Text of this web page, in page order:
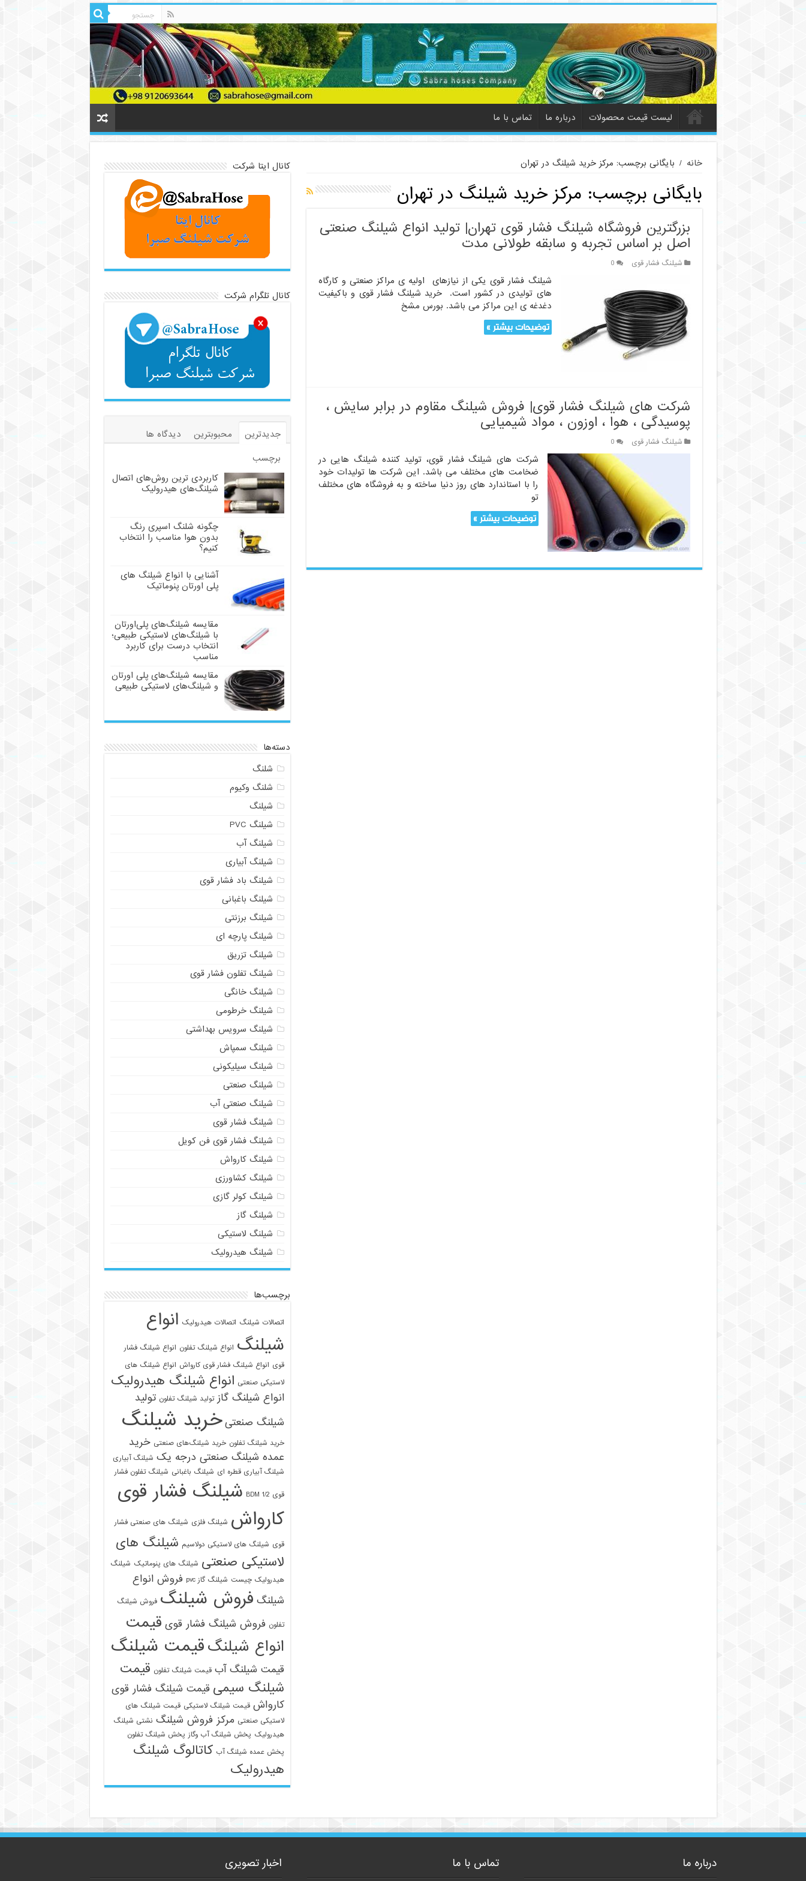
لیست قیمت محصولات درباره ما تماس با ما
خانه / بایگانی برچسب: مرکز خرید شیلنگ در تهران
بایگانی برچسب: مرکز خرید شیلنگ در تهران
بزرگترین فروشگاه شیلنگ فشار قوی تهران| تولید انواع شیلنگ صنعتی
اصل بر اساس تجربه و سابقه طولانی مدت
شیلنگ فشار قوی 0
شیلنگ فشار قوی یکی از نیازهای اولیه ی مراکز صنعتی و کارگاه
های تولیدی در کشور است. خرید شیلنگ فشار قوی و باکیفیت
دغدغه ی این مراکز می باشد. بورس مشخ
توضیحات بیشتر »
شرکت های شیلنگ فشار قوی| فروش شیلنگ مقاوم در برابر سایش ،
پوسیدگی ، هوا ، اوزون ، مواد شیمیایی
شیلنگ فشار قوی 0
شرکت های شیلنگ فشار قوی، تولید کننده شیلنگ هایی در
ضخامت های مختلف می باشد. این شرکت ها تولیدات خود
را با استاندارد های روز دنیا ساخته و به فروشگاه های مختلف
تو
توضیحات بیشتر »
کانال ایتا شرکت
کانال تلگرام شرکت
جدیدترین محبوبترین
دیدگاه ها
برچسب
کاربردی ترین روش‌های اتصال
شیلنگ‌های هیدرولیک
چگونه شلنگ اسپری رنگ
بدون هوا مناسب را انتخاب
کنیم؟
آشنایی با انواع شیلنگ های
پلی اورتان پنوماتیک
مقایسه شیلنگ‌های پلی‌اورتان
با شیلنگ‌های لاستیکی طبیعی؛
انتخاب درست برای کاربرد
مناسب
مقایسه شیلنگ‌های پلی اورتان
و شیلنگ‌های لاستیکی طبیعی
دسته‌ها
شلنگ
شلنگ وکیوم
شیلنگ
شیلنگ PVC
شیلنگ آب
شیلنگ آبیاری
شیلنگ باد فشار قوی
شیلنگ باغبانی
شیلنگ برزنتی
شیلنگ پارچه‌ ای
شیلنگ تزریق
شیلنگ تفلون فشار قوی
شیلنگ خانگی
شیلنگ خرطومی
شیلنگ سرویس بهداشتی
شیلنگ سمپاش
شیلنگ سیلیکونی
شیلنگ صنعتی
شیلنگ صنعتی آب
شیلنگ فشار قوی
شیلنگ فشار قوی فن کویل
شیلنگ کارواش
شیلنگ کشاورزی
شیلنگ کولر گازی
شیلنگ گاز
شیلنگ لاستیکی
شیلنگ هیدرولیک
برچسب‌ها
اتصالات شیلنگ اتصالات هیدرولیک انواع
شیلنگ انواع شیلنگ تفلون انواع شیلنگ فشار
قوی انواع شیلنگ فشار قوی کارواش انواع شیلنگ های
لاستیکی صنعتی انواع شیلنگ هیدرولیک
انواع شیلنگ گاز تولید شیلنگ تفلون تولید
شیلنگ صنعتی خرید شیلنگ
خرید شیلنگ تفلون خرید شیلنگ‌های صنعتی خرید
عمده شیلنگ صنعتی درجه یک شیلنگ آبیاری
شیلنگ آبیاری قطره ای شیلنگ باغبانی شیلنگ تفلون فشار
قوی 1/2 BDM
شیلنگ فشار قوی
کارواش شیلنگ فلزی شیلنگ های صنعتی فشار
قوی شیلنگ های لاستیکی دولاسیم شیلنگ های
لاستیکی صنعتی شیلنگ های پنوماتیک شیلنگ
هیدرولیک چیست شیلنگ گاز pvc
فروش انواع
شیلنگ فروش شیلنگ فروش شیلنگ
تفلون فروش شیلنگ فشار قوی قیمت
انواع شیلنگقیمت شیلنگ
قیمت شیلنگ آب قیمت شیلنگ تفلون قیمت
شیلنگ سیمی قیمت شیلنگ فشار قوی
کارواش قیمت شیلنگ لاستیکی قیمت شیلنگ های
لاستیکی صنعتی مرکز فروش شیلنگ نشتی شیلنگ
هیدرولیک پخش شیلنگ آب وگاز پخش شیلنگ تفلون
پخش عمده شیلنگ آب کاتالوگ شیلنگ
هیدرولیک
درباره ما تماس با ما اخبار تصویری